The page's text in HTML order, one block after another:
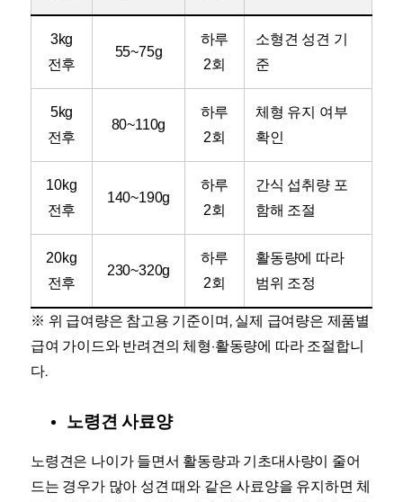
3kg
전후
55~75g
하루
2회
소형견 성견 기
준
5kg
전후
80~110g
하루
2회
체형 유지 여부
확인
10kg
전후
140~190g
하루
2회
간식 섭취량 포
함해 조절
20kg
전후
230~320g
하루
2회
활동량에 따라
범위 조정
※ 위 급여량은 참고용 기준이며, 실제 급여량은 제품별
급여 가이드와 반려견의 체형·활동량에 따라 조절합니
다.
노령견 사료양
노령견은 나이가 들면서 활동량과 기초대사량이 줄어
드는 경우가 많아 성견 때와 같은 사료양을 유지하면 체